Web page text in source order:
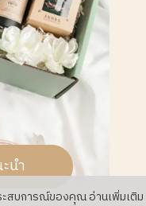
นำ
ะสบการณ์ของคุณ อ่านเพิ่มเติม